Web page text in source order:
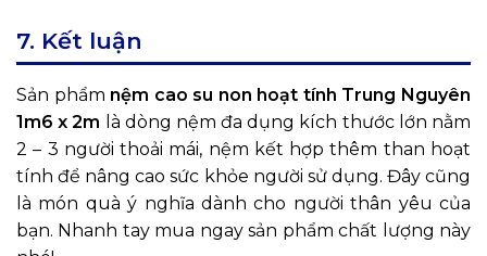
7. Kết luận
Sản phẩm nệm cao su non hoạt tính Trung Nguyên
1m6 x 2m là dòng nệm đa dụng kích thước lớn nằm
2 – 3 người thoải mái, nệm kết hợp thêm than hoạt
tính để nâng cao sức khỏe người sử dụng. Đây cũng
là món quà ý nghĩa dành cho người thân yêu của
bạn. Nhanh tay mua ngay sản phẩm chất lượng này